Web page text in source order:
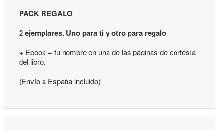
PACK REGALO
2 ejemplares. Uno para ti y otro para regalo
+ Ebook + tu nombre en una de las páginas de cortesía
del libro.
(Envío a España incluido)